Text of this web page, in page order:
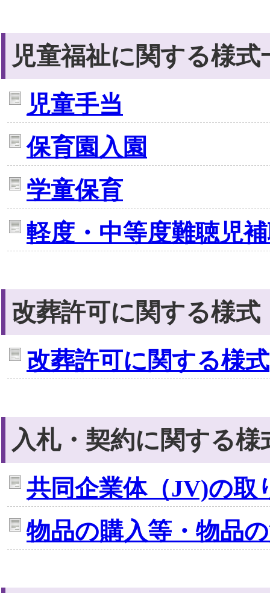
児童福祉に関する様式
児童手当
保育園入園
学童保育
軽度・中等度難聴児
改葬許可に関する様式
改葬許可に関する様式
入札・契約に関する様
共同企業体（JV)の取
物品の購入等・物品